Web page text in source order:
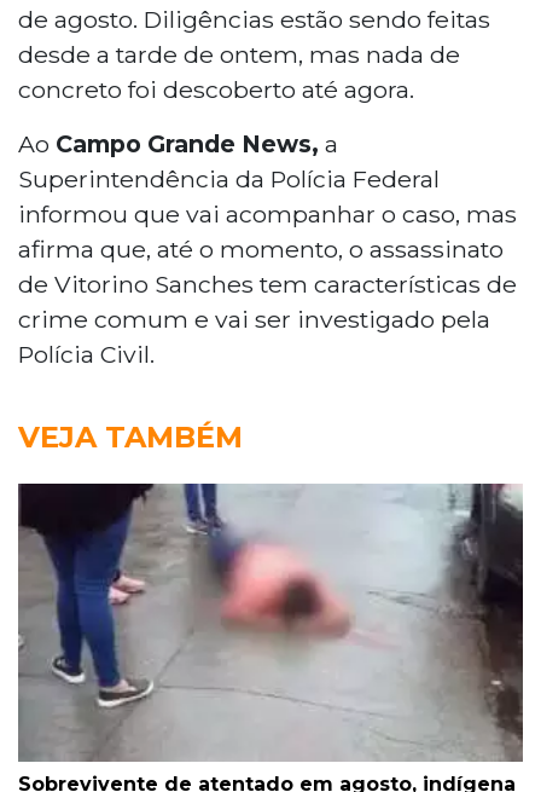
de agosto. Diligências estão sendo feitas
desde a tarde de ontem, mas nada de
concreto foi descoberto até agora.
Ao Campo Grande News, a
Superintendência da Polícia Federal
informou que vai acompanhar o caso, mas
afirma que, até o momento, o assassinato
de Vitorino Sanches tem características de
crime comum e vai ser investigado pela
Polícia Civil.
VEJA TAMBÉM
Sobrevivente de atentado em agosto, indígena